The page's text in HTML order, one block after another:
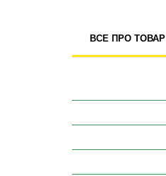
ВСЕ ПРО ТОВАР